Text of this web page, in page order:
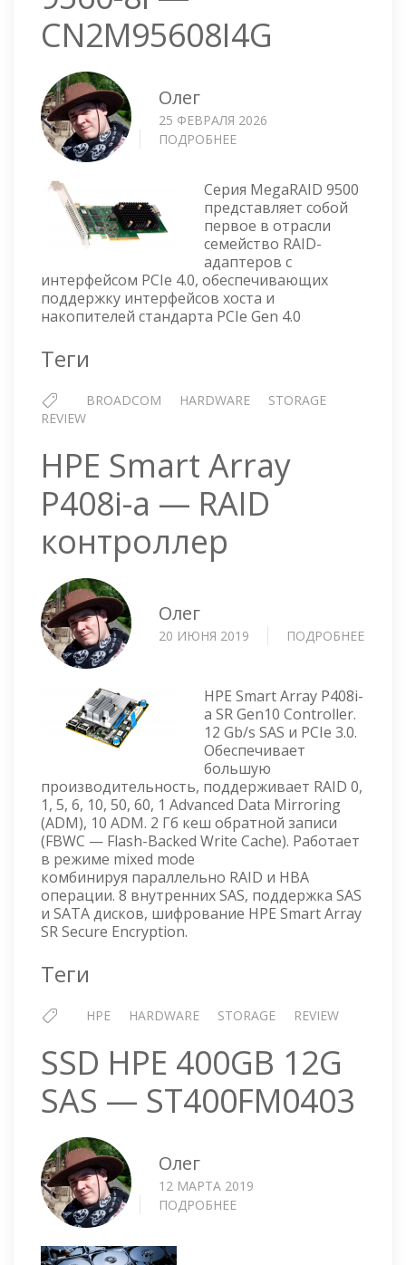
CN2M95608I4G
Олег
25 ФЕВРАЛЯ 2026
ПОДРОБНЕЕ
BROADCOM
MEGARAID
9560-
8I
—
CN2M95608I4G
Серия MegaRAID 9500
представляет собой
первое в отрасли
семейство RAID-
адаптеров с
интерфейсом PCIe 4.0, обеспечивающих
поддержку интерфейсов хоста и
накопителей стандарта PCIe Gen 4.0
Теги
BROADCOM HARDWARE
STORAGE
REVIEW
HPE Smart Array
P408i-a — RAID
контроллер
Олег
20 ИЮНЯ 2019 ПОДРОБНЕЕ
HPE Smart Array P408i-
a SR Gen10 Controller.
12 Gb/s SAS и PCIe 3.0.
Обеспечивает
большую
производительность, поддерживает RAID 0,
1, 5, 6, 10, 50, 60, 1 Advanced Data Mirroring
(ADM), 10 ADM. 2 Гб кеш обратной записи
(FBWC — Flash-Backed Write Cache). Работает
в режиме mixed mode
комбинируя параллельно RAID и HBA
операции. 8 внутренних SAS, поддержка SAS
и SATA дисков, шифрование HPE Smart Array
SR Secure Encryption.
Теги
HPE HARDWARE STORAGE REVIEW
SSD HPE 400GB 12G
SAS — ST400FM0403
Олег
12 МАРТА 2019
ПОДРОБНЕЕ